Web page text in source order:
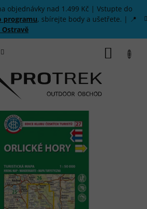
objednávky nad 1.499 Kč | Vstupte do
programu, sbírejte body a ušetřete. | 📍
Ostravě